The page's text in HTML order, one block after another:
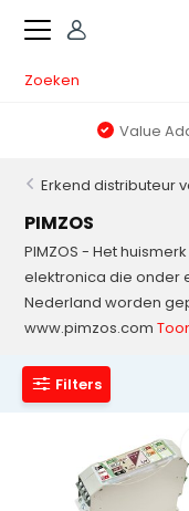
B2B
Erkend distributeur
PIMZOS
PIMZOS - Het
elektronica die onder
Nederland worden
www.pimzos.com
Filters